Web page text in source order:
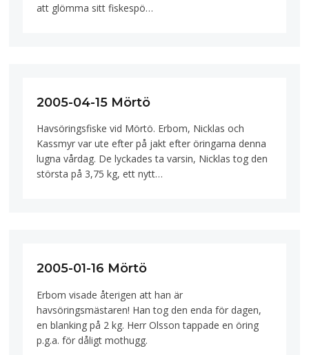
att glömma sitt fiskespö…
2005-04-15 Mörtö
Havsöringsfiske vid Mörtö. Erbom, Nicklas och
Kassmyr var ute efter på jakt efter öringarna denna
lugna vårdag. De lyckades ta varsin, Nicklas tog den
största på 3,75 kg, ett nytt…
2005-01-16 Mörtö
Erbom visade återigen att han är
havsöringsmästaren! Han tog den enda för dagen,
en blanking på 2 kg. Herr Olsson tappade en öring
p.g.a. för dåligt mothugg.